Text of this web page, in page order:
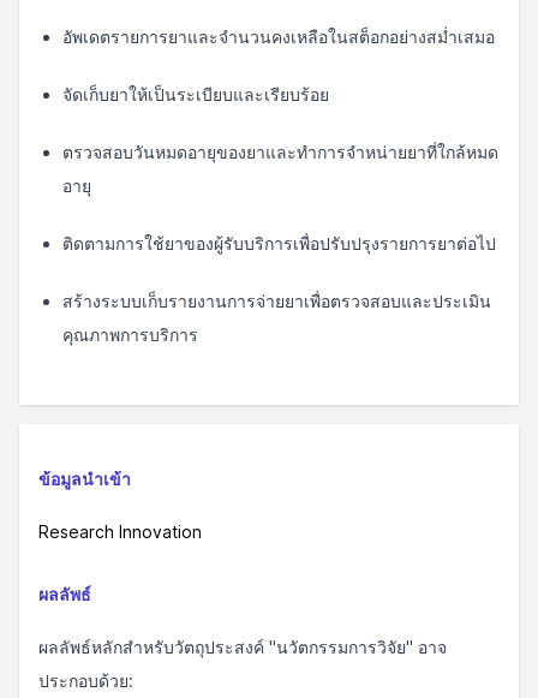
อัพเดตรายการยาและจำนวนคงเหลือในสต็อกอย่างสม่ำเสมอ
จัดเก็บยาให้เป็นระเบียบและเรียบร้อย
ตรวจสอบวันหมดอายุของยาและทำการจำหน่ายยาที่ใกล้หมด
อายุ
ติดตามการใช้ยาของผู้รับบริการเพื่อปรับปรุงรายการยาต่อไป
สร้างระบบเก็บรายงานการจ่ายยาเพื่อตรวจสอบและประเมิน
คุณภาพการบริการ
ข้อมูลนำเข้า
Research Innovation
ผลลัพธ์
ผลลัพธ์หลักสำหรับวัตถุประสงค์ "นวัตกรรมการวิจัย" อาจ
ประกอบด้วย: